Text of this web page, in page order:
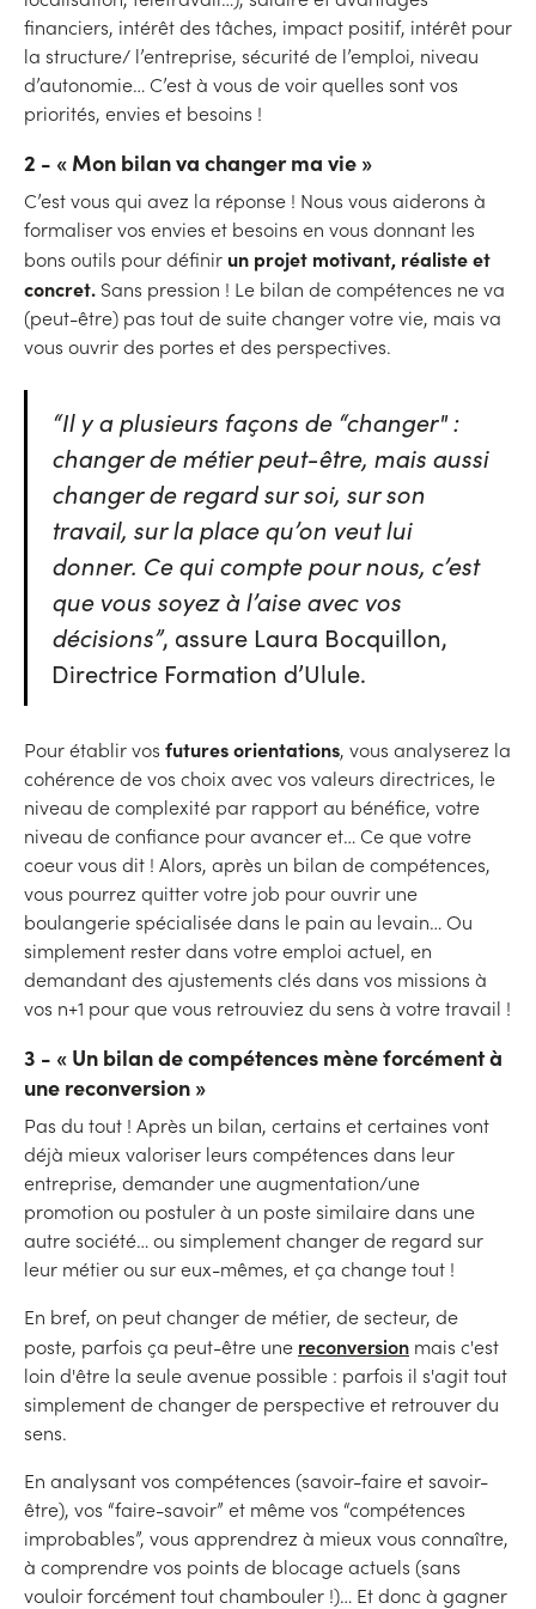
financiers, intérêt des tâches, impact positif, intérêt pour
la structure/ l’entreprise, sécurité de l’emploi, niveau
d’autonomie… C’est à vous de voir quelles sont vos
priorités, envies et besoins !
2 - « Mon bilan va changer ma vie »
C’est vous qui avez la réponse ! Nous vous aiderons à
formaliser vos envies et besoins en vous donnant les
bons outils pour définir un projet motivant, réaliste et
concret. Sans pression ! Le bilan de compétences ne va
(peut-être) pas tout de suite changer votre vie, mais va
vous ouvrir des portes et des perspectives.
“Il y a plusieurs façons de “changer" :
changer de métier peut-être, mais aussi
changer de regard sur soi, sur son
travail, sur la place qu’on veut lui
donner. Ce qui compte pour nous, c’est
que vous soyez à l’aise avec vos
décisions”, assure Laura Bocquillon,
Directrice Formation d’Ulule.
Pour établir vos futures orientations, vous analyserez la
cohérence de vos choix avec vos valeurs directrices, le
niveau de complexité par rapport au bénéfice, votre
niveau de confiance pour avancer et… Ce que votre
coeur vous dit ! Alors, après un bilan de compétences,
vous pourrez quitter votre job pour ouvrir une
boulangerie spécialisée dans le pain au levain… Ou
simplement rester dans votre emploi actuel, en
demandant des ajustements clés dans vos missions à
vos n+1 pour que vous retrouviez du sens à votre travail !
3 - « Un bilan de compétences mène forcément à
une reconversion »
Pas du tout ! Après un bilan, certains et certaines vont
déjà mieux valoriser leurs compétences dans leur
entreprise, demander une augmentation/une
promotion ou postuler à un poste similaire dans une
autre société… ou simplement changer de regard sur
leur métier ou sur eux-mêmes, et ça change tout !
En bref, on peut changer de métier, de secteur, de
poste, parfois ça peut-être une reconversion mais c'est
loin d'être la seule avenue possible : parfois il s'agit tout
simplement de changer de perspective et retrouver du
sens.
En analysant vos compétences (savoir-faire et savoir-
être), vos “faire-savoir” et même vos “compétences
improbables”, vous apprendrez à mieux vous connaître,
à comprendre vos points de blocage actuels (sans
vouloir forcément tout chambouler !)… Et donc à gagner